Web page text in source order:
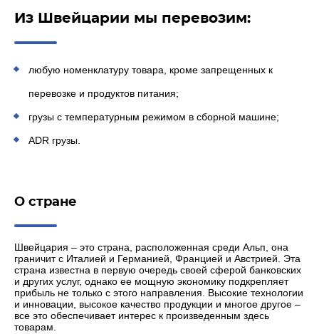
Из Швейцарии мы перевозим:
любую номенклатуру товара, кроме запрещенных к
перевозке и продуктов питания;
грузы с температурным режимом в сборной машине;
ADR грузы.
О стране
Швейцария – это страна, расположенная среди Альп, она
граничит с Италией и Германией, Францией и Австрией. Эта
страна известна в первую очередь своей сферой банковских
и других услуг, однако ее мощную экономику подкрепляет
прибыль не только с этого направления. Высокие технологии
и инновации, высокое качество продукции и многое другое –
все это обеспечивает интерес к произведенным здесь
товарам.